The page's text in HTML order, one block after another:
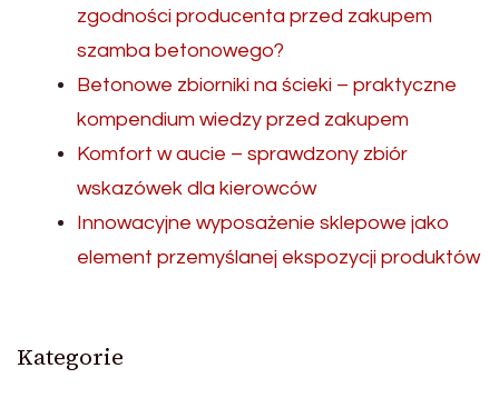
zgodności producenta przed zakupem
szamba betonowego?
Betonowe zbiorniki na ścieki – praktyczne
kompendium wiedzy przed zakupem
Komfort w aucie – sprawdzony zbiór
wskazówek dla kierowców
Innowacyjne wyposażenie sklepowe jako
element przemyślanej ekspozycji produktów
Kategorie